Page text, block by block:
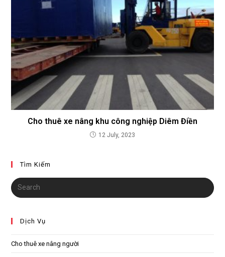
Cho thuê xe nâng khu công nghiệp Diêm Điền
12 July, 2023
Tìm Kiếm
Dịch Vụ
Cho thuê xe nâng người